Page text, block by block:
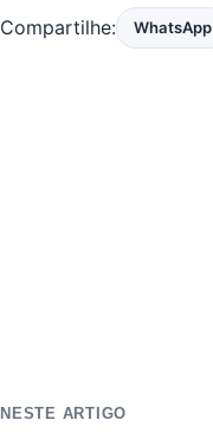
Compartilhe: WhatsApp
NESTE ARTIGO